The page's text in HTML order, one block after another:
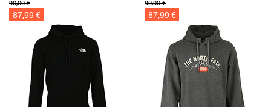
90,00 €
87,99 €
90,00 €
87,99 €